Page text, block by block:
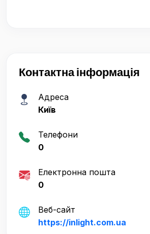
Контактна інформація
Адреса
Київ
Телефони
0
Електронна пошта
0
Веб-сайт
https://inlight.com.ua